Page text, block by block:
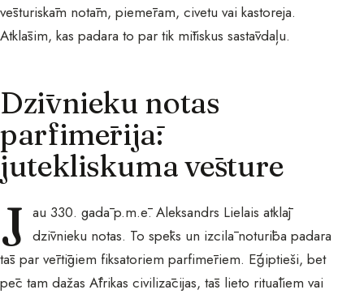
vēsturiskām notām, piemēram, civetu vai kastoreja.
Atklāsim, kas padara to par tik mītiskus sastāvdaļu.
Dzīvnieku notas
parfimērijā:
jutekliskuma vēsture
J au 330. gadā p.m.ē. Aleksandrs Lielais atklāj
dzīvnieku notas. To spēks un izcilā noturība padara
tās par vērtīgiem fiksatoriem parfimēriem. Ēģiptieši, bet
pēc tam dažas Āfrikas civilizācijas, tās lieto rituāliem vai